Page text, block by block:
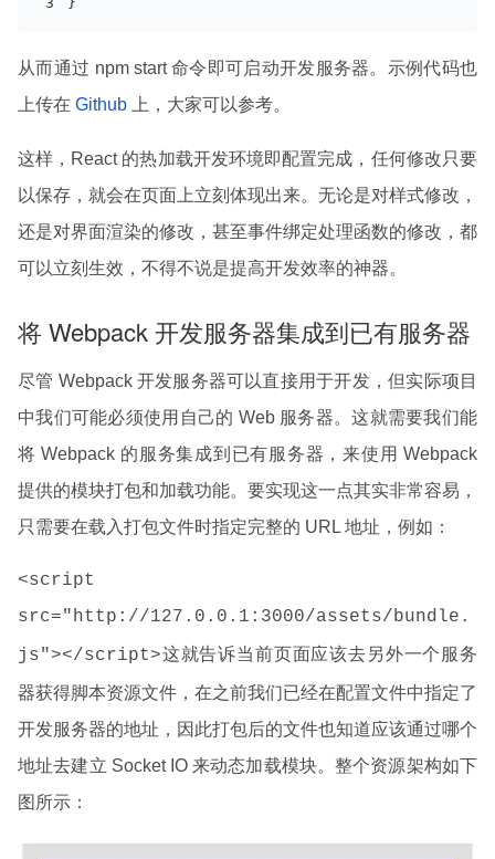
从而通过 npm start 命令即可启动开发服务器。示例代码也
上传在 Github 上，大家可以参考。
这样，React 的热加载开发环境即配置完成，任何修改只要
以保存，就会在页面上立刻体现出来。无论是对样式修改，
还是对界面渲染的修改，甚至事件绑定处理函数的修改，都
可以立刻生效，不得不说是提高开发效率的神器。
将 Webpack 开发服务器集成到已有服务器
尽管 Webpack 开发服务器可以直接用于开发，但实际项目
中我们可能必须使用自己的 Web 服务器。这就需要我们能
将 Webpack 的服务集成到已有服务器，来使用 Webpack
提供的模块打包和加载功能。要实现这一点其实非常容易，
只需要在载入打包文件时指定完整的 URL 地址，例如：
<script
src="http://127.0.0.1:3000/assets/bundle.
js"></script>这就告诉当前页面应该去另外一个服务
器获得脚本资源文件，在之前我们已经在配置文件中指定了
开发服务器的地址，因此打包后的文件也知道应该通过哪个
地址去建立 Socket IO 来动态加载模块。整个资源架构如下
图所示：